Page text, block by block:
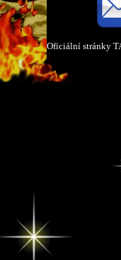
Oficiální stránky